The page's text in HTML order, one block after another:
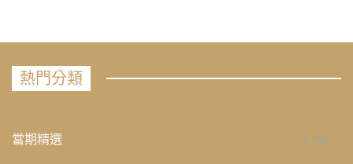
熱門分類
當期精選 658